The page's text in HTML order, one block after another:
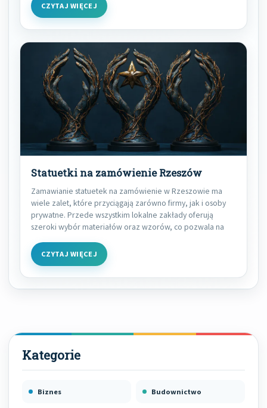
CZYTAJ WIĘCEJ
Statuetki na zamówienie Rzeszów
Zamawianie statuetek na zamówienie w Rzeszowie ma
wiele zalet, które przyciągają zarówno firmy, jak i osoby
prywatne. Przede wszystkim lokalne zakłady oferują
szeroki wybór materiałów oraz wzorów, co pozwala na
CZYTAJ WIĘCEJ
Biznes Budownictwo